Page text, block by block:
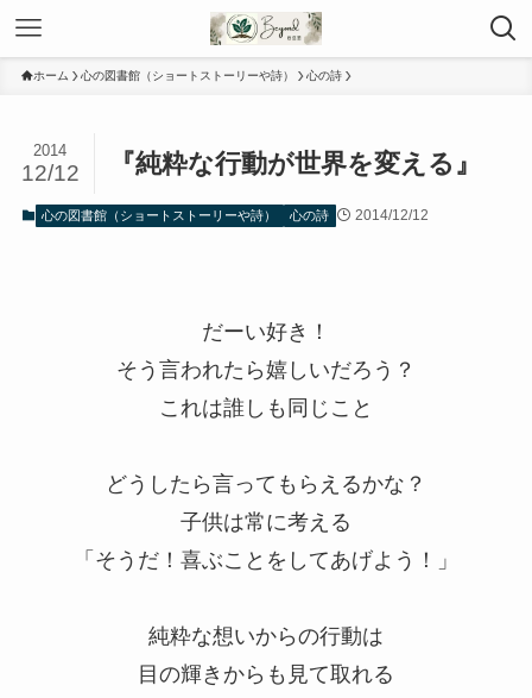
ホーム 心の図書館（ショートストーリーや詩） 心の詩
『純粋な行動が世界を変える』
2014
12/12
心の図書館（ショートストーリーや詩） 心の詩 2014/12/12
だーい好き！
そう言われたら嬉しいだろう？
これは誰しも同じこと
どうしたら言ってもらえるかな？
子供は常に考える
「そうだ！喜ぶことをしてあげよう！」
純粋な想いからの行動は
目の輝きからも見て取れる